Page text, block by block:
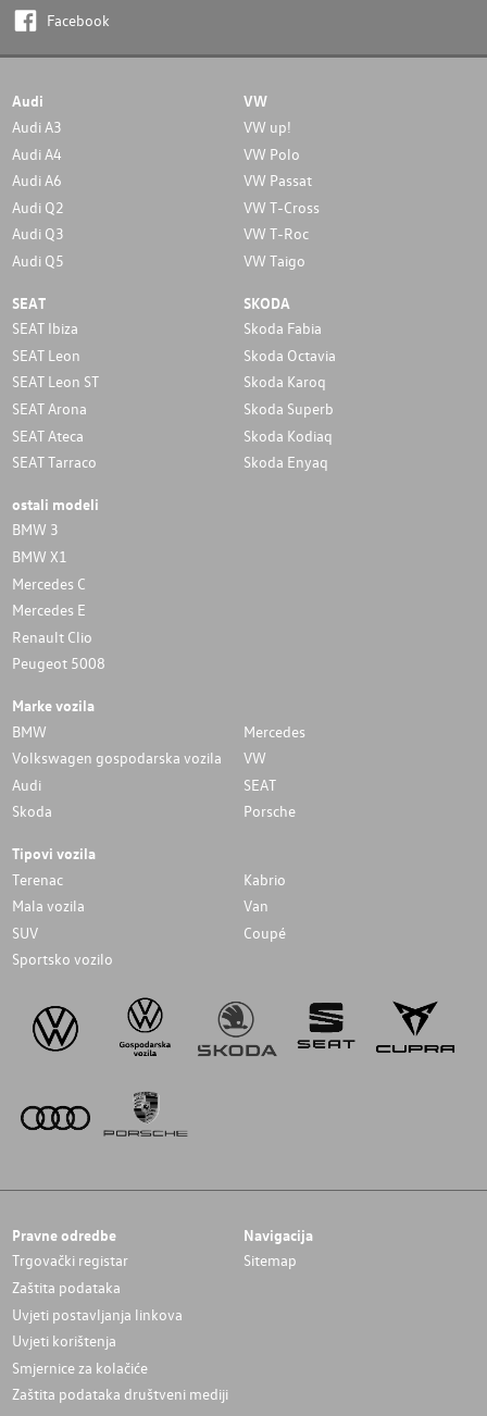
Facebook
Audi
Audi A3
Audi A4
Audi A6
Audi Q2
Audi Q3
Audi Q5
VW
VW up!
VW Polo
VW Passat
VW T-Cross
VW T-Roc
VW Taigo
SEAT
SEAT Ibiza
SEAT Leon
SEAT Leon ST
SEAT Arona
SEAT Ateca
SEAT Tarraco
SKODA
Skoda Fabia
Skoda Octavia
Skoda Karoq
Skoda Superb
Skoda Kodiaq
Skoda Enyaq
ostali modeli
BMW 3
BMW X1
Mercedes C
Mercedes E
Renault Clio
Peugeot 5008
Marke vozila
BMW
Mercedes
Volkswagen gospodarska vozila
VW
Audi
SEAT
Skoda
Porsche
Tipovi vozila
Terenac
Kabrio
Mala vozila
Van
SUV
Coupé
Sportsko vozilo
Pravne odredbe
Trgovački registar
Zaštita podataka
Uvjeti postavljanja linkova
Uvjeti korištenja
Smjernice za kolačiće
Zaštita podataka društveni mediji
Navigacija
Sitemap